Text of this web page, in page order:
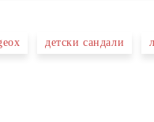
детски сандали